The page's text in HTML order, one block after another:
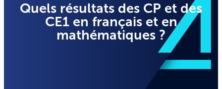
Quels résultats des CP et des
CE1 en français et en
mathématiques ?